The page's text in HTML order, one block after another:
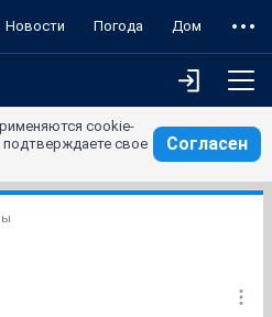
Новости Погода Дом
cookie-
свое
Согласен